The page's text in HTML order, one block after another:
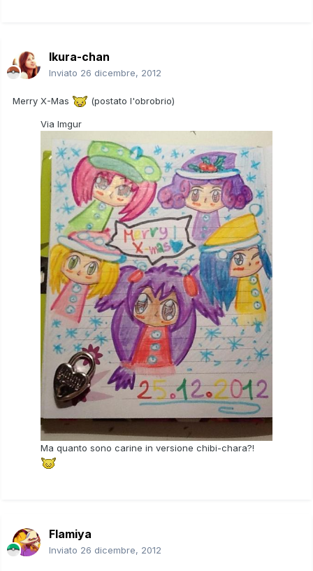
Ikura-chan
Inviato 26 dicembre, 2012
Merry X-Mas (postato l'obrobrio)
Via Imgur
Ma quanto sono carine in versione chibi-chara?!
Flamiya
Inviato 26 dicembre, 2012